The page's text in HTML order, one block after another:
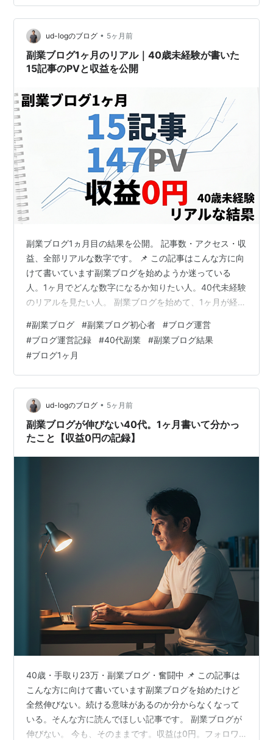
いか。 ずっとそんな感じだった。 でも今は違う。 パソ
コンを開いてキーボードを叩く。 それが日常の一部にな
った。 この変化は意外と大きいと思う。 100記事。 数字
だ…
ud-logのブログ • 5ヶ月前
副業ブログ1ヶ月のリアル｜40歳未経験が書いた
15記事のPVと収益を公開
副業ブログ1ヵ月目の結果を公開。 記事数・アクセス・収
益、全部リアルな数字です。 📌 この記事はこんな方に向
けて書いています副業ブログを始めようか迷っている
人。1ヶ月でどんな数字になるか知りたい人。40代未経験
のリアルを見たい人。 副業ブログを始めて、1ヶ月が経ち
論から出します。 ・記事数：15記事・PV：147・収益：
0円 甘くありませんでした。ただし、ゼロではありませ
ん。 この記事では、1ヶ月分の数字をすべて公開します。
良い数字も、悪い数字も、そのままです。 副業ブログ1ヶ
月の全数字 項目 結果 記事数 15記事 累計PV 14…
#副業ブログ #副業ブログ初心者 #ブログ運営
#ブログ運営記録 #40代副業 #副業ブログ結果
#ブログ1ヶ月
ud-logのブログ • 5ヶ月前
副業ブログが伸びない40代。1ヶ月書いて分かっ
たこと【収益0円の記録】
40歳・手取り23万・副業ブログ・奮闘中 📌 この記事は
こんな方に向けて書いています副業ブログを始めたけど
全然伸びない。続ける意味があるのか分からなくなって
いる。そんな方に読んでほしい記事です。 副業ブログが
伸びない。 今も、そのままです。収益は0円。フォロワ